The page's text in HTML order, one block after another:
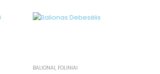
BALIONAI, FOLINIAI